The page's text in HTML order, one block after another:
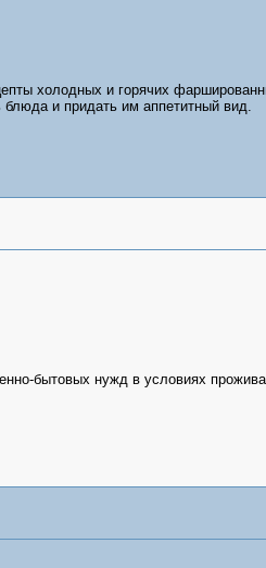
холодных и горячих
блюда и придать им аппетитный вид.
бытовых нужд в условиях